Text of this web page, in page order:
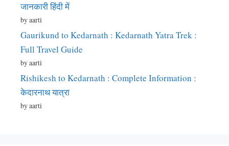
जानकारी हिंदी में
by aarti
Gaurikund to Kedarnath : Kedarnath Yatra Trek :
Full Travel Guide
by aarti
Rishikesh to Kedarnath : Complete Information :
केदारनाथ यात्रा
by aarti